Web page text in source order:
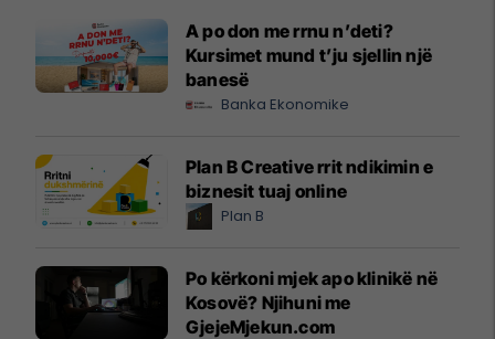
A po don me rrnu n’deti?
Kursimet mund t’ju sjellin një
banesë
Banka Ekonomike
Plan B Creative rrit ndikimin e
biznesit tuaj online
Plan B
Po kërkoni mjek apo klinikë në
Kosovë? Njihuni me
GjejeMjekun.com